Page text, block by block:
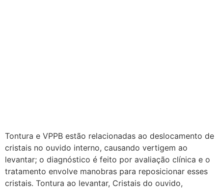
Tontura e VPPB estão relacionadas ao deslocamento de
cristais no ouvido interno, causando vertigem ao
levantar; o diagnóstico é feito por avaliação clínica e o
tratamento envolve manobras para reposicionar esses
cristais. Tontura ao levantar, Cristais do ouvido,